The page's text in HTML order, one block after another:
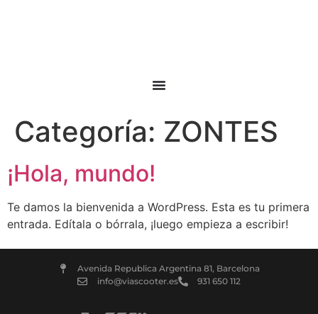
Categoría: ZONTES
¡Hola, mundo!
Te damos la bienvenida a WordPress. Esta es tu primera
entrada. Edítala o bórrala, ¡luego empieza a escribir!
Avenida Republica Argentina 81, Barcelona
info@viascooter.es
931 650 112